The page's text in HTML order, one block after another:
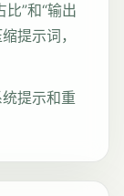
”和“输出
提示词，
提示和重